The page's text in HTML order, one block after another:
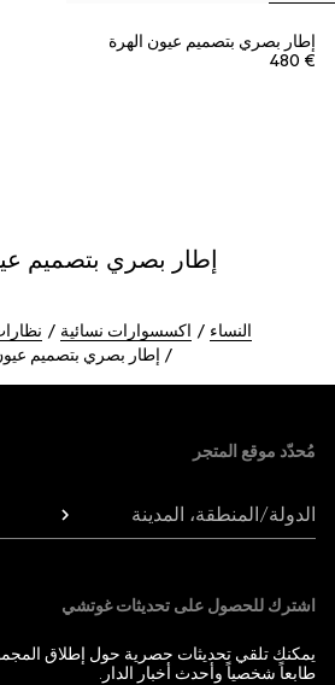
إطار بصري بتصميم عيون الهرة
€ 480
إطار بصري بتصميم
النساء اكسسوارات نسائية
إطار بصري بتصميم
مُحدّد موقع المتجر
الدولة/المنطقة، المدينة
اشترك للحصول على تحديثات غوتشي
يمكنك تلقي تحديثات حصرية حول إطلاق
طابعاً شخصياً وأحدث أخبار الدار.